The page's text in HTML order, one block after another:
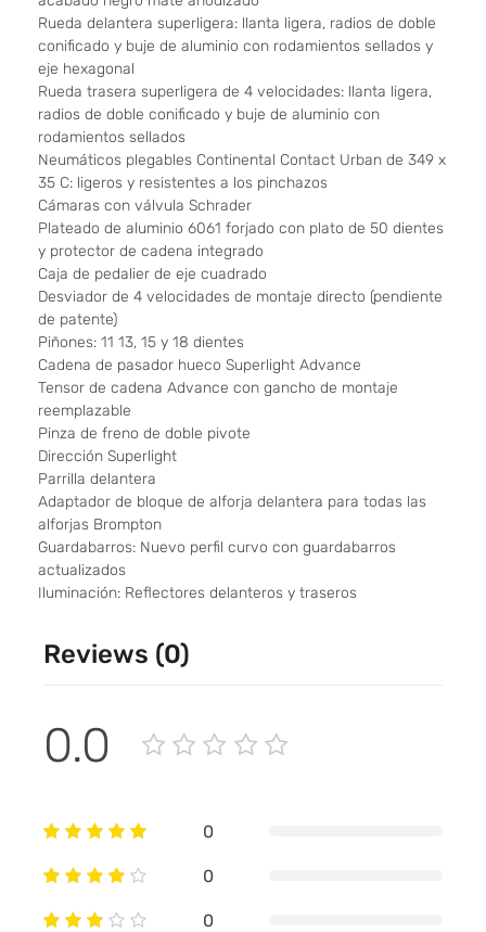
Rueda delantera superligera: llanta ligera, radios de doble
conificado y buje de aluminio con rodamientos sellados y
eje hexagonal
Rueda trasera superligera de 4 velocidades: llanta ligera,
radios de doble conificado y buje de aluminio con
rodamientos sellados
Neumáticos plegables Continental Contact Urban de 349 x
35 C: ligeros y resistentes a los pinchazos
Cámaras con válvula Schrader
Plateado de aluminio 6061 forjado con plato de 50 dientes
y protector de cadena integrado
Caja de pedalier de eje cuadrado
Desviador de 4 velocidades de montaje directo (pendiente
de patente)
Piñones: 11 13, 15 y 18 dientes
Cadena de pasador hueco Superlight Advance
Tensor de cadena Advance con gancho de montaje
reemplazable
Pinza de freno de doble pivote
Dirección Superlight
Parrilla delantera
Adaptador de bloque de alforja delantera para todas las
alforjas Brompton
Guardabarros: Nuevo perfil curvo con guardabarros
actualizados
Iluminación: Reflectores delanteros y traseros
Reviews (0)
0.0
0
0
0